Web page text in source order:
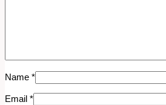
Name *
Email *